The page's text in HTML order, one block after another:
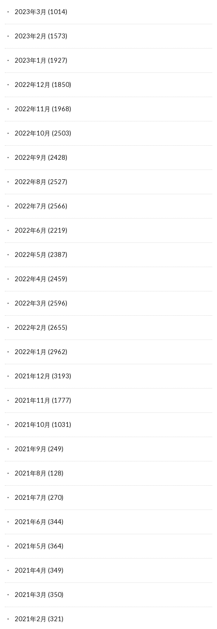
2023年3月 (1014)
2023年2月 (1573)
2023年1月 (1927)
2022年12月 (1850)
2022年11月 (1968)
2022年10月 (2503)
2022年9月 (2428)
2022年8月 (2527)
2022年7月 (2566)
2022年6月 (2219)
2022年5月 (2387)
2022年4月 (2459)
2022年3月 (2596)
2022年2月 (2655)
2022年1月 (2962)
2021年12月 (3193)
2021年11月 (1777)
2021年10月 (1031)
2021年9月 (249)
2021年8月 (128)
2021年7月 (270)
2021年6月 (344)
2021年5月 (364)
2021年4月 (349)
2021年3月 (350)
2021年2月 (321)